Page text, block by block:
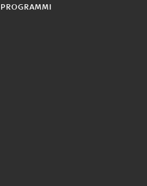
PROGRAMMI